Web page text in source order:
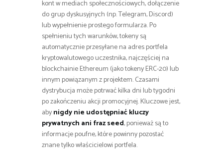
kont w mediach społecznościowych, dołączenie
do grup dyskusyjnych (np. Telegram, Discord)
lub wypełnienie prostego formularza. Po
spełnieniu tych warunków, tokeny są
automatycznie przesyłane na adres portfela
kryptowalutowego uczestnika, najczęściej na
blockchainie Ethereum (jako tokeny ERC-20) lub
innym powiązanym z projektem. Czasami
dystrybucja może potrwać kilka dni lub tygodni
po zakończeniu akcji promocyjnej. Kluczowe jest,
abynigdy nie udostępniać kluczy
prywatnych ani fraz seed, ponieważ są to
informacje poufne, które powinny pozostać
znane tylko właścicielowi portfela.